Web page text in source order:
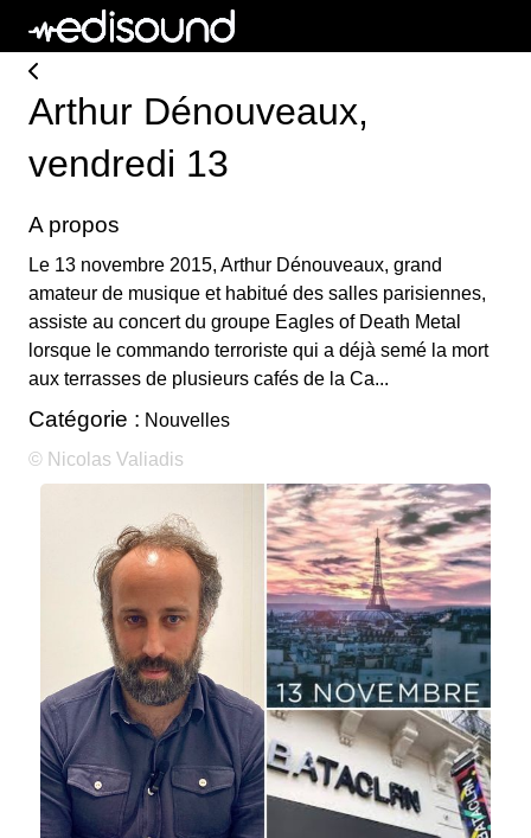
Arthur Dénouveaux,
vendredi 13
A propos
Le 13 novembre 2015, Arthur Dénouveaux, grand
amateur de musique et habitué des salles parisiennes,
assiste au concert du groupe Eagles of Death Metal
lorsque le commando terroriste qui a déjà semé la mort
aux terrasses de plusieurs cafés de la Ca...
Catégorie : Nouvelles
© Nicolas Valiadis